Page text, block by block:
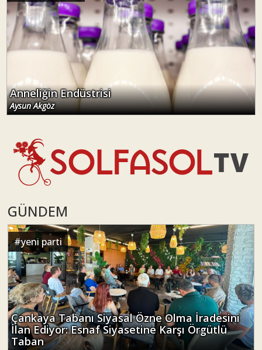
Anneliğin Endüstrisi
Aysun Akgöz
GÜNDEM
#yeni parti
Çankaya Tabanı Siyasal Özne Olma İradesini
İlan Ediyor: Esnaf Siyasetine Karşı Örgütlü
Taban